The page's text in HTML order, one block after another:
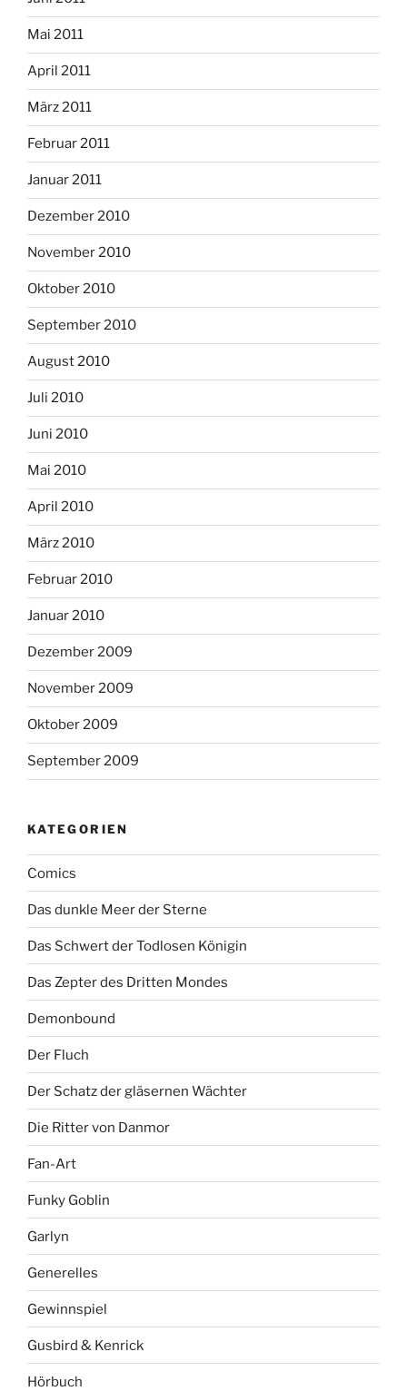
Mai 2011
April 2011
März 2011
Februar 2011
Januar 2011
Dezember 2010
November 2010
Oktober 2010
September 2010
August 2010
Juli 2010
Juni 2010
Mai 2010
April 2010
März 2010
Februar 2010
Januar 2010
Dezember 2009
November 2009
Oktober 2009
September 2009
KATEGORIEN
Comics
Das dunkle Meer der Sterne
Das Schwert der Todlosen Königin
Das Zepter des Dritten Mondes
Demonbound
Der Fluch
Der Schatz der gläsernen Wächter
Die Ritter von Danmor
Fan-Art
Funky Goblin
Garlyn
Generelles
Gewinnspiel
Gusbird & Kenrick
Hörbuch